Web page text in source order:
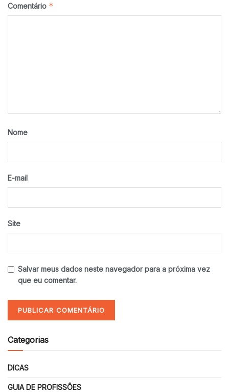
Comentário *
Nome
E-mail
Site
Salvar meus dados neste navegador para a próxima vez
que eu comentar.
Categorias
DICAS
GUIA DE PROFISSÕES